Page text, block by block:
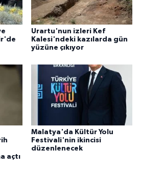
Urartu'nun izleri Kef
Kalesi'ndeki kazılarda gün
yüzüne çıkıyor
açtı
Malatya'da Kültür Yolu
Festivali'nin ikincisi
düzenlenecek